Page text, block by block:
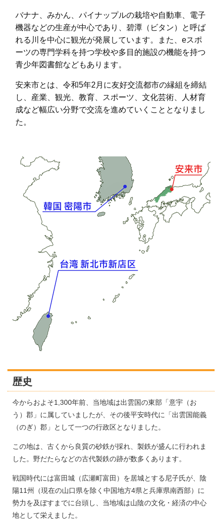
バナナ、みかん、パイナップルの栽培や自動車、電子
機器などの生産が中心であり、 碧潭（ビタン）と呼ば
れる川を中心に観光が発展しています。また、 eスポ
ーツの専門学科を持つ学校や多目的施設の機能を持つ
青少年図書館などもあります。
安来市とは、令和5年2月に友好交流都市の縁組を締結
し、産業、観光、教育、スポーツ、文化芸術、人材育
成など幅広い分野で交流を進めていくこととなりまし
た。
歴史
今からおよそ1,300年前、当地域は出雲国の東部「意宇（お
う）郡」に属していましたが、その後平安時代に「出雲国能義
（のぎ）郡」として一つの行政区となりました。
この地は、古くから良質の砂鉄が採れ、製鉄が盛んに行われま
した。野だたらなどの古代製鉄の跡が数多くあります。
戦国時代には富田城（広瀬町富田）を居城とする尼子氏が、陰
陽11州（現在の山口県を除く中国地方4県と兵庫県南西部）に
勢力を及ぼすまでに台頭し、当地域は山陰の文化・経済の中心
地として栄えました。